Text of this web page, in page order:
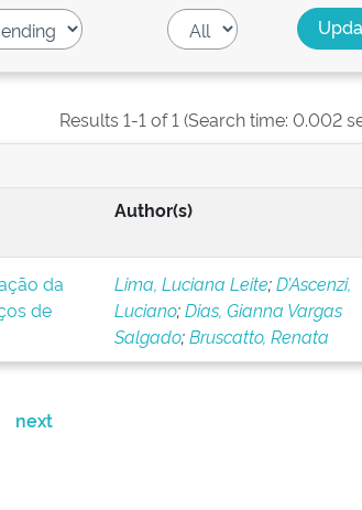
Results 1-1 of 1 (Search time: 0.002
Author(s)
da
de
Lima, Luciana Leite;D’Ascenzi,
Luciano;Dias, Gianna Vargas
Salgado;Bruscatto, Renata
next